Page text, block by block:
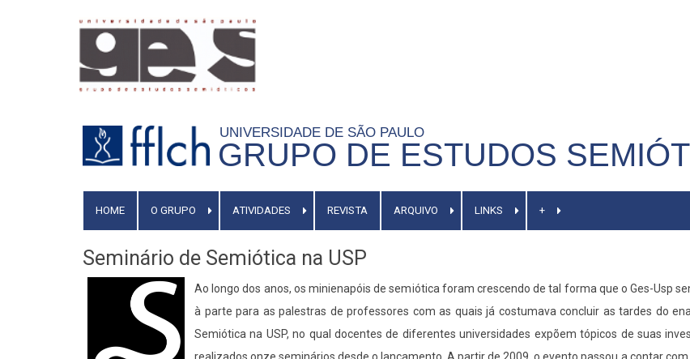
UNIVERSIDADE DE SÃO PAULO
GRUPO DE ESTUDOS
MAIN
MENU
HOME O GRUPO ATIVIDADES REVISTA ARQUIVO LINKS +
Seminário de Semiótica na USP
Ao longo dos anos, os minienapóis de semiótica foram crescendo de tal forma que o Ges-Usp
à parte para as palestras de professores com as quais já costumava concluir as tardes do
Semiótica na USP, no qual docentes de diferentes universidades expõem tópicos de suas